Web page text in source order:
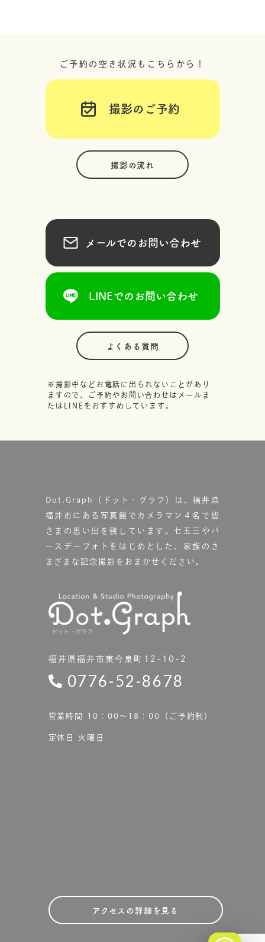
ご予約の空き状況もこちらから！
撮影のご予約
撮影の流れ
メールでのお問い合わせ
LINEでのお問い合わせ
よくある質問
※撮影中などお電話に出られないことがあり
ますので、ご予約やお問い合わせはメールま
たはLINEをおすすめしています。
Dot.Graph（ドット・グラフ）は、福井県
福井市にある写真館で カメラマン４名で皆
さまの思い出を残しています。七五三やバ
ースデーフォトをはじめとした、家族のさ
まざまな記念撮影をおまかせください。
福井県福井市東今泉町12-10-2
0776-52-8678
営業時間 10：00〜18：00（ご予約制）
定休日 火曜日
アクセスの詳細を見る